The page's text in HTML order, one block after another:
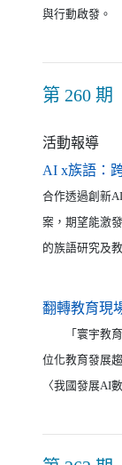
與行動啟發。
第 260 期
活動報導
AI x族語：
合作透過創新
案，期望能激
的族語研究及
翻轉教育現
「寰宇教育
位化教育發展
〈我國發展AI